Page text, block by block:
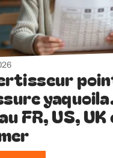
FR, US, UK